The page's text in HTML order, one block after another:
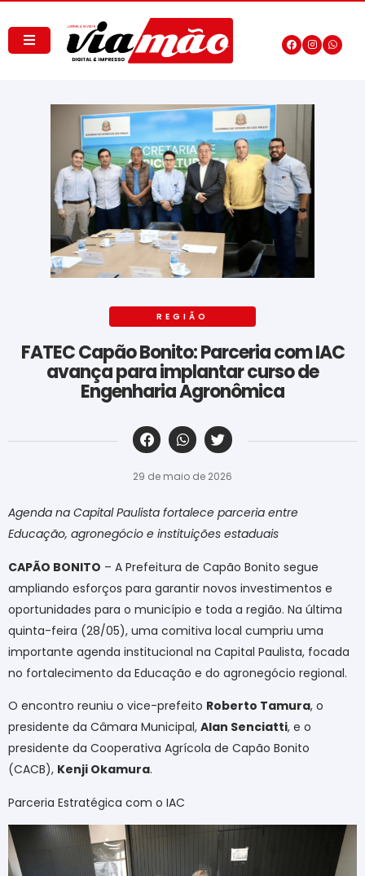
REGIÃO
FATEC Capão Bonito: Parceria com IAC
avança para implantar curso de
Engenharia Agronômica
‎ ‎ ‎ ‎ ‎ ‎ ‎ ‎ ‎ ‎ ‎ ‎ ‎ ‎ ‎ ‎ ‎ ‎ ‎ ‎ ‎ ‎ ‎ ‎ ‎ ‎ ‎ ‎ ‎ ‎ ‎
29 de maio de 2026
Agenda na Capital Paulista fortalece parceria entre
Educação, agronegócio e instituições estaduais
CAPÃO BONITO – A Prefeitura de Capão Bonito segue
ampliando esforços para garantir novos investimentos e
oportunidades para o município e toda a região. Na última
quinta-feira (28/05), uma comitiva local cumpriu uma
importante agenda institucional na Capital Paulista, focada
no fortalecimento da Educação e do agronegócio regional.
O encontro reuniu o vice-prefeito Roberto Tamura, o
presidente da Câmara Municipal, Alan Senciatti, e o
presidente da Cooperativa Agrícola de Capão Bonito
(CACB), Kenji Okamura.
Parceria Estratégica com o IAC